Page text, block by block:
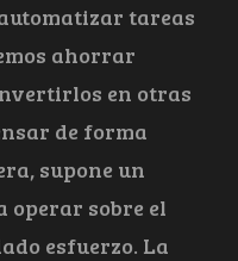
tareas
ahorrar
en otras
de forma
supone un
operar sobre el
esfuerzo. La